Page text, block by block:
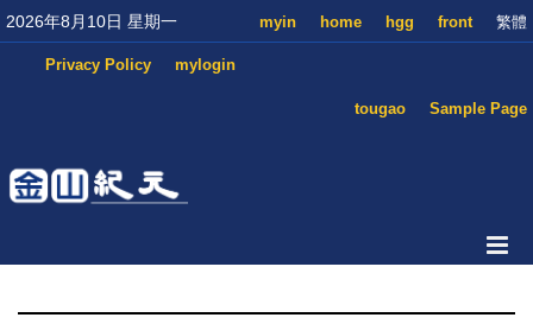
2026年8月10日 星期一 繁體
front
hgg
home
myin
mylogin
Privacy Policy
Sample Page
tougao